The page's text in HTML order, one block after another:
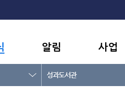
알림 사업
성과도서관